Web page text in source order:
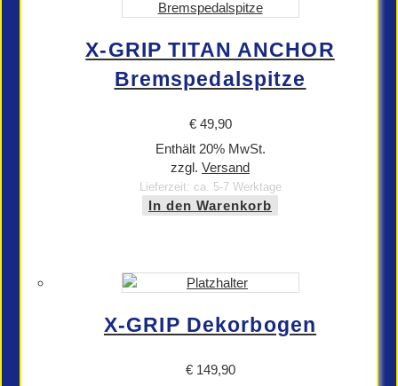
X-GRIP TITAN ANCHOR
Bremspedalspitze
€49,90
Enthält 20% MwSt.
zzgl. Versand
Lieferzeit: ca. 5-7 Werktage
In den Warenkorb
X-GRIP Dekorbogen
€149,90